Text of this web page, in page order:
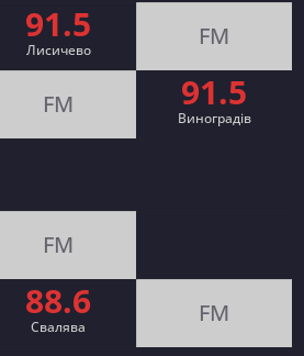
91.5
Лисичево FM
FM 91.5
Виноградів
FM
88.6
Cвалява FM